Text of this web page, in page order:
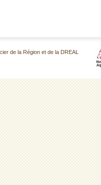
de la Région et de la DREAL